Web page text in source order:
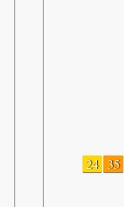
24 35